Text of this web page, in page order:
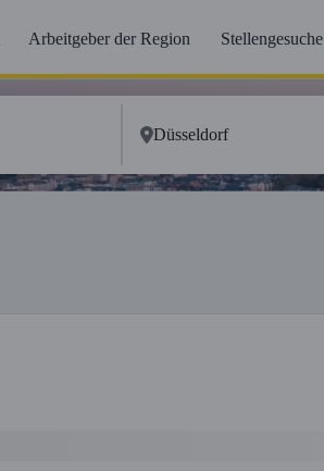
Arbeitgeber der Region Stellengesuche